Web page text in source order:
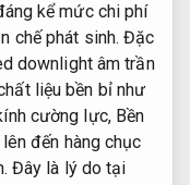
kể mức chi phí
chế phát sinh. Đặc
downlight âm trần
liệu bền bỉ như
cường lực, Bền
đến hàng chục
Đây là lý do tại